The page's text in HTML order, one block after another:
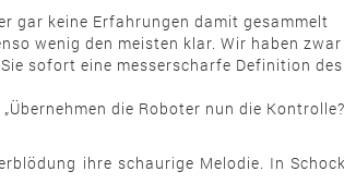
gar keine Erfahrungen damit gesammelt
wenig den meisten klar. Wir haben
sofort eine messerscharfe Definition
die Roboter nun die
ihre schaurige Melodie. In